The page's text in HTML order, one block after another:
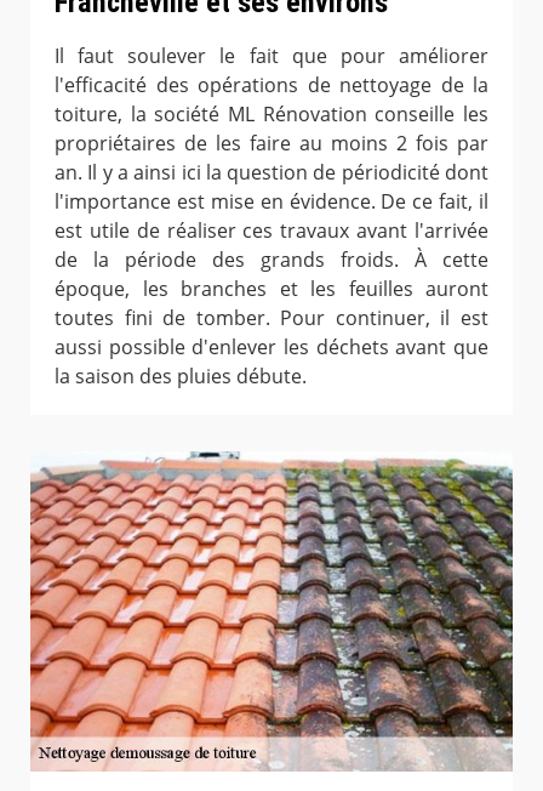
Il faut soulever le fait que pour améliorer
l'efficacité des opérations de nettoyage de la
toiture, la société ML Rénovation conseille les
propriétaires de les faire au moins 2 fois par
an. Il y a ainsi ici la question de périodicité dont
l'importance est mise en évidence. De ce fait, il
est utile de réaliser ces travaux avant l'arrivée
de la période des grands froids. À cette
époque, les branches et les feuilles auront
toutes fini de tomber. Pour continuer, il est
aussi possible d'enlever les déchets avant que
la saison des pluies débute.